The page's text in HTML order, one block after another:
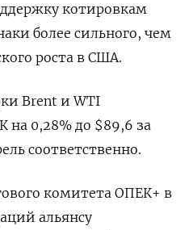
котировкам
более сильного, чем
роста в США.
Brent и WTI
0,28% до $89,6 за
соответственно.
комитета ОПЕК+ в
альянсу